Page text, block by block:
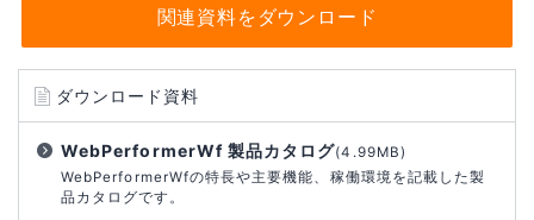
関連資料をダウンロード
ダウンロード資料
WebPerformerWf 製品カタログ(4.99MB)
WebPerformerWfの特長や主要機能、稼働環境を記載した製
品カタログです。